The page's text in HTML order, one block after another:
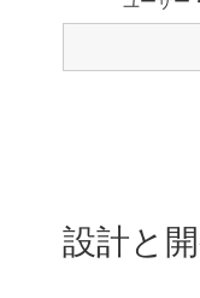
設計と